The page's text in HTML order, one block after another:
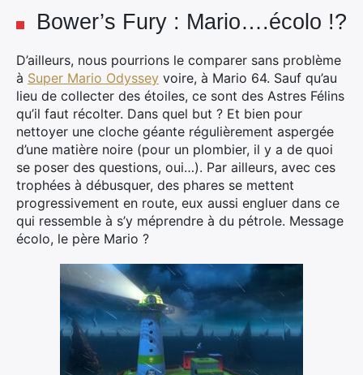
Bower’s Fury : Mario….écolo !?
D’ailleurs, nous pourrions le comparer sans problème
à Super Mario Odyssey voire, à Mario 64. Sauf qu’au
lieu de collecter des étoiles, ce sont des Astres Félins
qu’il faut récolter. Dans quel but ? Et bien pour
nettoyer une cloche géante régulièrement aspergée
d’une matière noire (pour un plombier, il y a de quoi
se poser des questions, oui…). Par ailleurs, avec ces
trophées à débusquer, des phares se mettent
progressivement en route, eux aussi engluer dans ce
qui ressemble à s’y méprendre à du pétrole. Message
écolo, le père Mario ?